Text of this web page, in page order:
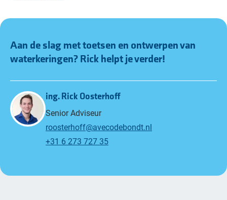
Aan de slag met toetsen en ontwerpen van
waterkeringen? Rick helpt je verder!
ing. Rick Oosterhoff
Senior Adviseur
roosterhoff@avecodebondt.nl
+31 6 273 727 35